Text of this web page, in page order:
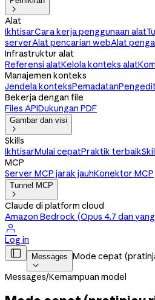

Alat
IkhtisarCara kerja penggunaan alat
serverAlat pencarian webAlat
Infrastruktur alat
Referensi alatKelola konteks alat
Manajemen konteks
Jendela konteksPemadatan
Bekerja dengan file
Files APIDukungan PDF
Gambar dan visi

Skills
IkhtisarMulai cepatPraktik terbaik
MCP
Server MCP jarak jauhKonektor MCP
Tunnel MCP

Claude di platform cloud
Amazon Bedrock (Opus 4.7 dan

Log in
 Messages

Mode cepat
Messages/Kemampuan model